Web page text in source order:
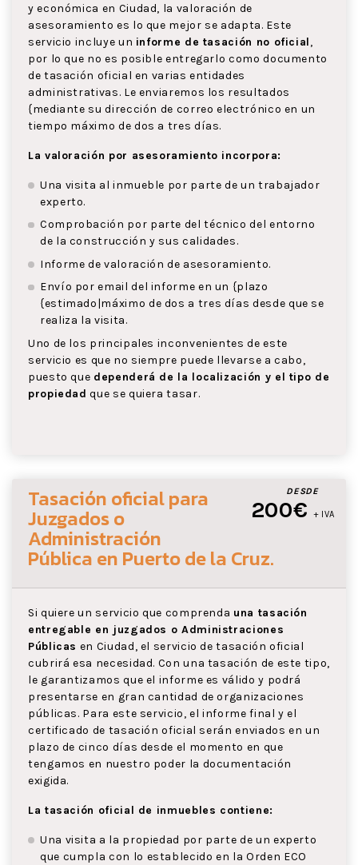
y económica en Ciudad, la valoración de
asesoramiento es lo que mejor se adapta. Este
servicio incluye un informe de tasación no oficial,
por lo que no es posible entregarlo como documento
de tasación oficial en varias entidades
administrativas. Le enviaremos los resultados
{mediante su dirección de correo electrónico en un
tiempo máximo de dos a tres días.
La valoración por asesoramiento incorpora:
Una visita al inmueble por parte de un trabajador
experto.
Comprobación por parte del técnico del entorno
de la construcción y sus calidades.
Informe de valoración de asesoramiento.
Envío por email del informe en un {plazo
{estimado|máximo de dos a tres días desde que se
realiza la visita.
Uno de los principales inconvenientes de este
servicio es que no siempre puede llevarse a cabo,
puesto que dependerá de la localización y el tipo de
propiedad que se quiera tasar.
DESDE
200€ + IVA
Tasación oficial para
Juzgados o
Administración
Pública en Puerto de la Cruz.
Si quiere un servicio que comprenda una tasación
entregable en juzgados o Administraciones
Públicas en Ciudad, el servicio de tasación oficial
cubrirá esa necesidad. Con una tasación de este tipo,
le garantizamos que el informe es válido y podrá
presentarse en gran cantidad de organizaciones
públicas. Para este servicio, el informe final y el
certificado de tasación oficial serán enviados en un
plazo de cinco días desde el momento en que
tengamos en nuestro poder la documentación
exigida.
La tasación oficial de inmuebles contiene:
Una visita a la propiedad por parte de un experto
que cumpla con lo establecido en la Orden ECO